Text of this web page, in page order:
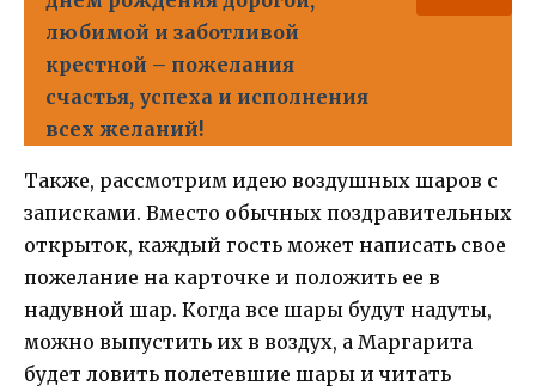
любимой и заботливой
крестной – пожелания
счастья, успеха и исполнения
всех желаний!
Также, рассмотрим идею воздушных шаров с
записками. Вместо обычных поздравительных
открыток, каждый гость может написать свое
пожелание на карточке и положить ее в
надувной шар. Когда все шары будут надуты,
можно выпустить их в воздух, а Маргарита
будет ловить полетевшие шары и читать